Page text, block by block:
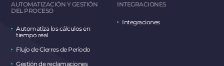
AUTOMATIZACIÓN Y GESTIÓN
DEL PROCESO
Automatiza los cálculos en
tiempo real
Flujo de Cierres de Periodo
Gestión de reclamaciones
INTEGRACIONES
Integraciones